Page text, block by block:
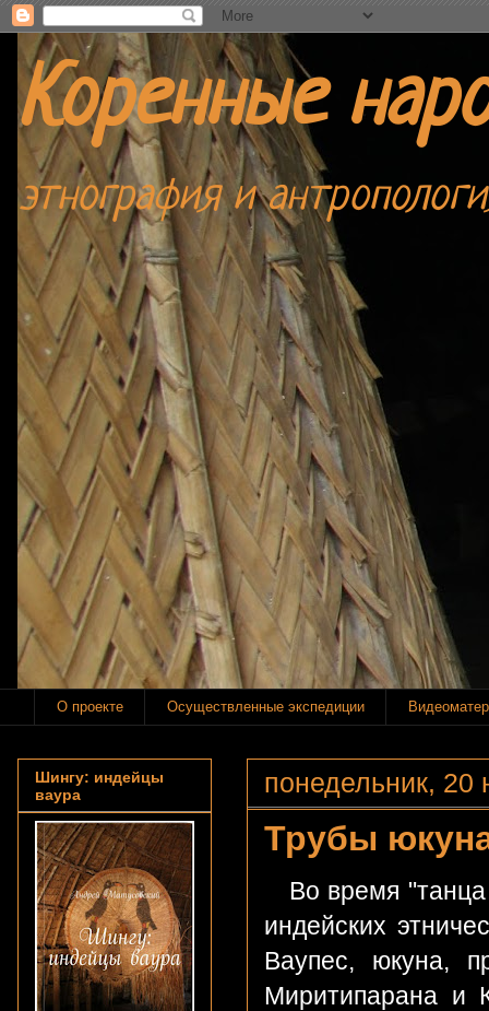
Коренные
этнография и
О проекте Осуществленные экспедиции
понедельник, 20
Трубы
Во время "танца
индейских
Ваупес, юкуна,
Миритипарана и
Шингу: индейцы
ваура